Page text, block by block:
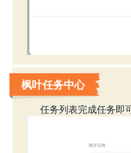
枫叶任务中心
任务列表完成任务即